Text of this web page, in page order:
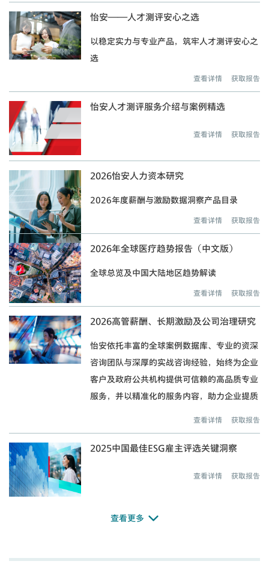
怡安——人才测评安心之选
以稳定实力与专业产品，筑牢人才测评安心之
选
获取报告
查看详情
怡安人才测评服务介绍与案例精选
获取报告
查看详情
2026怡安人力资本研究
2026年度薪酬与激励数据洞察产品目录
获取报告
查看详情
2026年全球医疗趋势报告（中文版）
全球总览及中国大陆地区趋势解读
获取报告
查看详情
2026高管薪酬、长期激励及公司治理研究
怡安依托丰富的全球案例数据库、专业的资深
咨询团队与深厚的实战咨询经验，始终为企业
客户及政府公共机构提供可信赖的高品质专业
服务，并以精准化的服务内容，助力企业提质
获取报告
查看详情
2025中国最佳ESG雇主评选关键洞察
获取报告
查看详情
查看更多